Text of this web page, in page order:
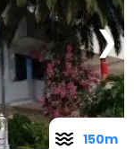
❯
150m